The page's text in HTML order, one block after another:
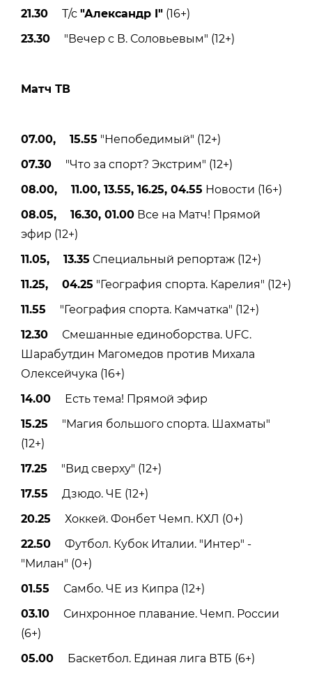
21.30 Т/с "Александр I" (16+)
23.30 "Вечер с В. Соловьевым" (12+)
Матч ТВ
07.00, 15.55 "Непобедимый" (12+)
07.30 "Что за спорт? Экстрим" (12+)
08.00, 11.00, 13.55, 16.25, 04.55 Новости (16+)
08.05, 16.30, 01.00 Все на Матч! Прямой
эфир (12+)
11.05, 13.35 Специальный репортаж (12+)
11.25, 04.25 "География спорта. Карелия" (12+)
11.55 "География спорта. Камчатка" (12+)
12.30 Смешанные единоборства. UFC.
Шарабутдин Магомедов против Михала
Олексейчука (16+)
14.00 Есть тема! Прямой эфир
15.25 "Магия большого спорта. Шахматы"
(12+)
17.25 "Вид сверху" (12+)
17.55 Дзюдо. ЧЕ (12+)
20.25 Хоккей. Фонбет Чемп. КХЛ (0+)
22.50 Футбол. Кубок Италии. "Интер" -
"Милан" (0+)
01.55 Самбо. ЧЕ из Кипра (12+)
03.10 Синхронное плавание. Чемп. России
(6+)
05.00 Баскетбол. Единая лига ВТБ (6+)